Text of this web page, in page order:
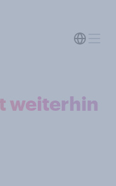
weiterhin